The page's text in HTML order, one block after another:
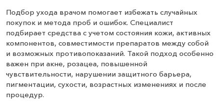
Подбор ухода врачом помогает избежать случайных
покупок и метода проб и ошибок. Специалист
подбирает средства с учетом состояния кожи, активных
компонентов, совместимости препаратов между собой
и возможных противопоказаний. Такой подход особенно
важен при акне, розацеа, повышенной
чувствительности, нарушении защитного барьера,
пигментации, сухости, возрастных изменениях и после
процедур.